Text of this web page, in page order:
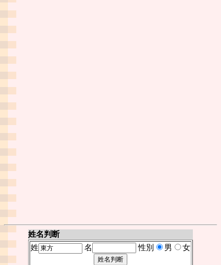
姓名判断
姓
名 性別 男 女